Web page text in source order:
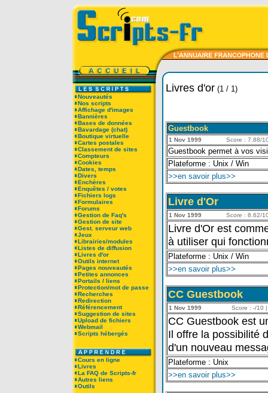
Nouveautés
Nos scripts
Affichage d'images
Bannières
Bases de données
Bavardage (chat)
Boutique virtuelle
Cartes postales
Classement de sites
Compteurs
Cookies
Dates, temps
Divers
Enchères
Enquêtes / votes
Fichiers logs
Formulaires
Forums
Gestion de Faq's
Gestion de site
Gest. serveur web
Jeux
Librairies/modules
Listes de diffusion
Livres d'or
Outils internet
Pages nouveautés
Petites annonces
Portails / liens
Protection/mot de passe
Recherches
Redirection
Référencement
Suggestion de sites
Upload de fichiers
Webmail
Scripts hébergés
Cours en ligne
Livres
La FAQ de Scripts-fr
Autres liens
Outils
Livres d'or(1 / 1)
Guestbook
1 Nov 1999 Score : 7.88/
Guestbook permet à vos
Plateforme : Unix / Win
>>en savoir plus>>
Livre d'Or
1 Nov 1999 Score : 8.62/
Livre d'Or est
à utiliser qui
Plateforme : Unix / Win
>>en savoir plus>>
CC Guestbook
1 Nov 1999 Score : -/10
CC Guestbook est
Il offre la possibilité
d'un nouveau
Plateforme : Unix
>>en savoir plus>>